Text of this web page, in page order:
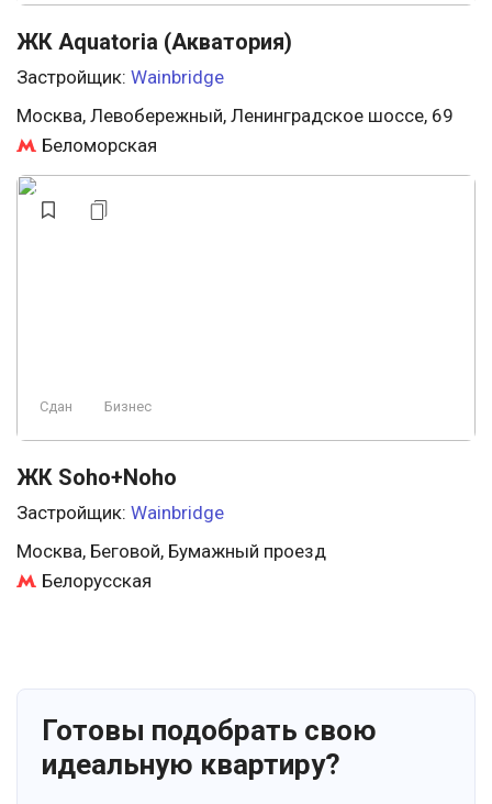
ЖК Aquatoria (Акватория)
Застройщик: Wainbridge
Москва, Левобережный, Ленинградское шоссе, 69
Беломорская
Сдан Бизнес
ЖК Soho+Noho
Застройщик: Wainbridge
Москва, Беговой, Бумажный проезд
Белорусская
Готовы подобрать свою
идеальную квартиру?